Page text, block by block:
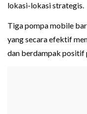
lokasi-lokasi strategis.
Tiga pompa mobile
yang secara efektif
dan berdampak positif